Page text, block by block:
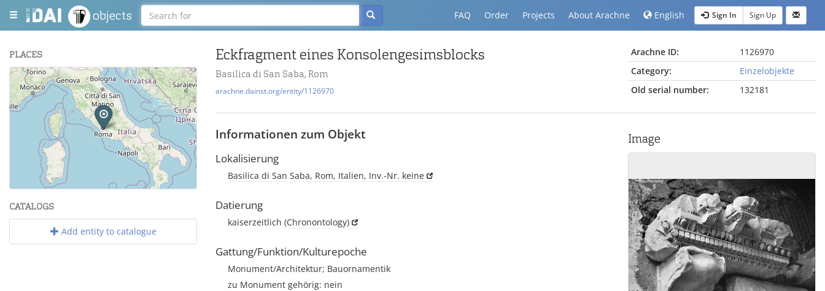
objects FAQ Order Projects About Arachne English Sign In Sign Up
PLACES
+
−
Leaflet | Maps and Data ©OpenStreetMap
CATALOGS
Add entity to catalogue
Eckfragment eines Konsolengesimsblocks
Basilica di San Saba, Rom
arachne.dainst.org/entity/1126970
Arachne ID:
1126970
Category:
Einzelobjekte
Old serial number:
132181
Informationen zum Objekt
Lokalisierung
Basilica di San Saba, Rom, Italien, Inv.-Nr. keine
Datierung
kaiserzeitlich (Chronontology)
Gattung/Funktion/Kulturepoche
Monument/Architektur; Bauornamentik
zu Monument gehörig: nein
Image